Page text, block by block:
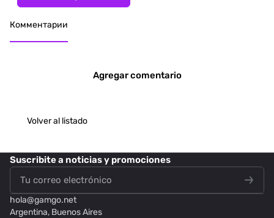
Комментарии
Agregar comentario
Volver al listado
Suscribitea noticias y promociones
hola@gamgo.net
Argentina, Buenos Aires